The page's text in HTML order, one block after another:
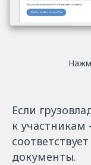
Если
к участникам
документы.